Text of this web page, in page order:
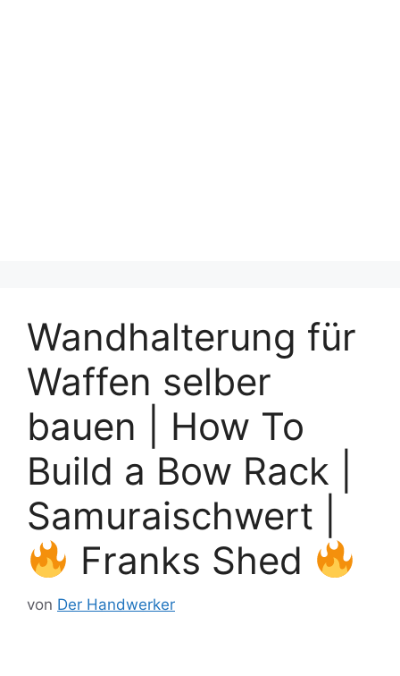
Wandhalterung für
Waffen selber
bauen | How To
Build a Bow Rack |
Samuraischwert |
Franks Shed
von Der Handwerker